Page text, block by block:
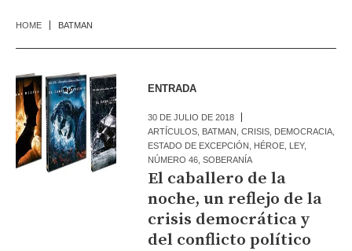
HOME BATMAN
ENTRADA
30 DE JULIO DE 2018
ARTÍCULOS BATMAN ,CRISIS DEMOCRACIA
ESTADO DE EXCEPCIÓN
HÉROE LEY,
NÚMERO 46 ,SOBERANÍA
El caballero de la
noche, un reflejo de la
crisis democrática y
del conflicto político